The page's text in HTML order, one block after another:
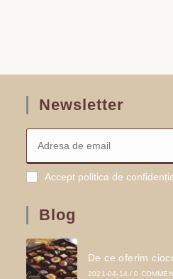
Newsletter
Accept politica de
Blog
De ce oferim
2021-04-14 / 0